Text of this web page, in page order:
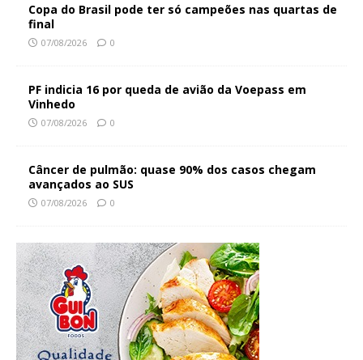
Copa do Brasil pode ter só campeões nas quartas de
final
07/08/2026 0
PF indicia 16 por queda de avião da Voepass em
Vinhedo
07/08/2026 0
Câncer de pulmão: quase 90% dos casos chegam
avançados ao SUS
07/08/2026 0